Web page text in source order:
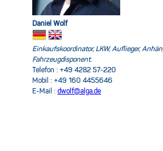
Daniel Wolf
Einkaufskoordinator, LKW, Auflieger,
Fahrzeugdisponent.
Telefon : +49 4282 57-220
Mobil : +49 160 4455646
E-Mail : dwolf@alga.de